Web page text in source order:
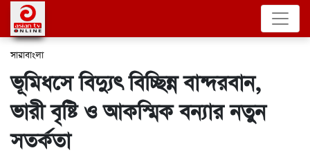
সারাবাংলা
ভূমিধসে বিদ্যুৎ বিচ্ছিন্ন বান্দরবান,
ভারী বৃষ্টি ও আকস্মিক বন্যার নতুন
সতর্কতা